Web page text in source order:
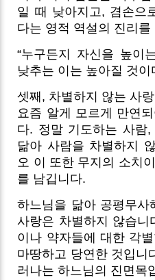
일 때 낮아지고, 겸손으
다는 영적 역설의 진리를
“누구든지 자신을 높이
낮추는 이는 높아질 것이
셋째, 차별하지 않는 사
요즘 알게 모르게 만연
다. 정말 기도하는 사람
닮아 사람을 차별하지
오 이 또한 무지의 소치
를 남깁니다.
하느님을 닮아 공평무
사랑은 차별하지 않습
이나 약자들에 대한 각
마땅하고 당연한 것입니
러나는 하느님의 진면목